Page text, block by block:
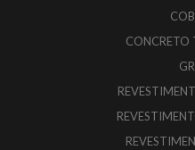
CONCRETO